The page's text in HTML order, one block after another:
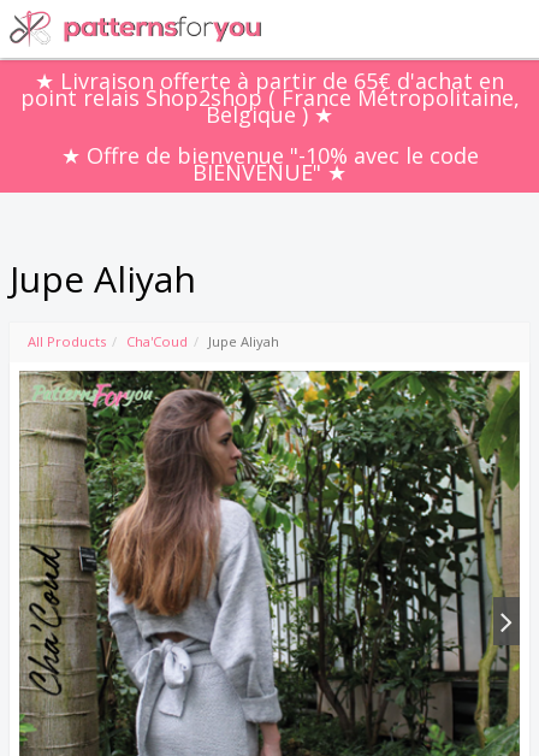
Jupe Aliyah
All Products Cha'Coud Jupe Aliyah